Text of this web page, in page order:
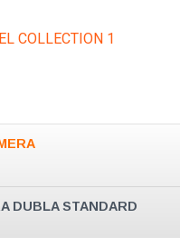
DUBLA STANDARD